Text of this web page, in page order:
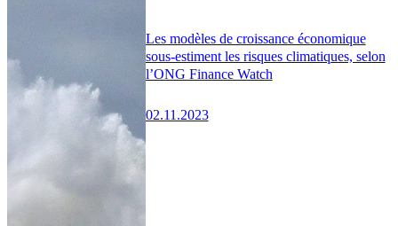
Les modèles de croissance économique
sous-estiment les risques climatiques, selon
l’ONG Finance Watch
02.11.2023